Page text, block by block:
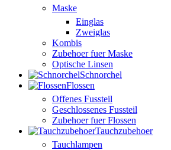
Maske
Einglas
Zweiglas
Kombis
Zubehoer fuer Maske
Optische Linsen
Schnorchel
Flossen
Offenes Fussteil
Geschlossenes Fussteil
Zubehoer fuer Flossen
Tauchzubehoer
Tauchlampen